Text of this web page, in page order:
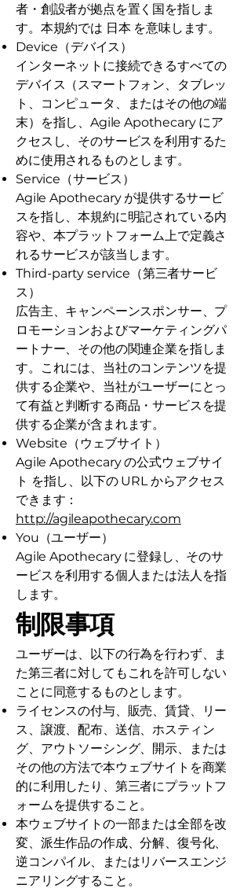
者・創設者が拠点を置く国を指しま
す。本規約では 日本 を意味します。
Device（デバイス）
インターネットに接続できるすべての
デバイス（スマートフォン、タブレッ
ト、コンピュータ、またはその他の端
末）を指し、Agile Apothecary にア
クセスし、そのサービスを利用するた
めに使用されるものとします。
Service（サービス）
Agile Apothecary が提供するサービ
スを指し、本規約に明記されている内
容や、本プラットフォーム上で定義さ
れるサービスが該当します。
Third-party service（第三者サービ
ス）
広告主、キャンペーンスポンサー、プ
ロモーションおよびマーケティングパ
ートナー、その他の関連企業を指しま
す。これには、当社のコンテンツを提
供する企業や、当社がユーザーにとっ
て有益と判断する商品・サービスを提
供する企業が含まれます。
Website（ウェブサイト）
Agile Apothecary の公式ウェブサイ
ト を指し、以下の URL からアクセス
できます：
http://agileapothecary.com
You（ユーザー）
Agile Apothecary に登録し、そのサ
ービスを利用する個人または法人を指
します。
制限事項
ユーザーは、以下の行為を行わず、ま
た第三者に対してもこれを許可しない
ことに同意するものとします。
ライセンスの付与、販売、賃貸、リー
ス、譲渡、配布、送信、ホスティン
グ、アウトソーシング、開示、または
その他の方法で本ウェブサイトを商業
的に利用したり、第三者にプラットフ
ォームを提供すること。
本ウェブサイトの一部または全部を改
変、派生作品の作成、分解、復号化、
逆コンパイル、またはリバースエンジ
ニアリングすること。